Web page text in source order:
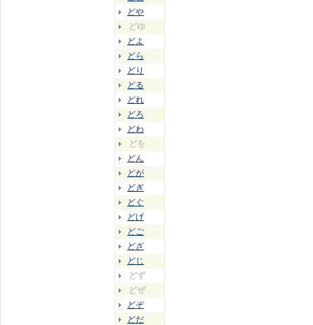
どや
どゆ
どよ
どら
どり
どる
どれ
どろ
どわ
どを
どん
どが
どぎ
どぐ
どげ
どご
どざ
どじ
どず
どぜ
どぞ
どだ